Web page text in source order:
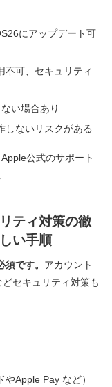
にアップデート可
不可、セキュリティ
い場合あり
しないリスクがある
公式のサポート
ティ対策の徹
い手順
です。 アカウント
セキュリティ対策も
Apple Pay など）